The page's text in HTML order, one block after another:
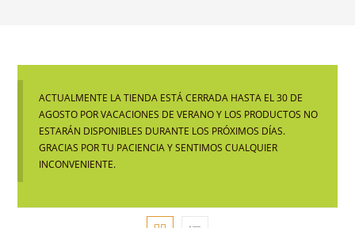
ACTUALMENTE LA TIENDA ESTÁ CERRADA HASTA EL 30 DE
AGOSTO POR VACACIONES DE VERANO Y LOS PRODUCTOS NO
ESTARÁN DISPONIBLES DURANTE LOS PRÓXIMOS DÍAS.
GRACIAS POR TU PACIENCIA Y SENTIMOS CUALQUIER
INCONVENIENTE.